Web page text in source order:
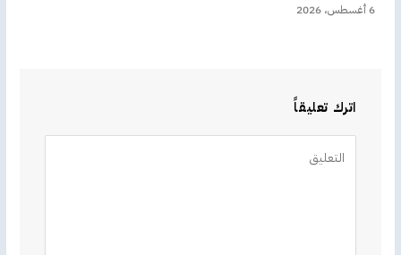
6 أغسطس، 2026
اترك تعليقاً